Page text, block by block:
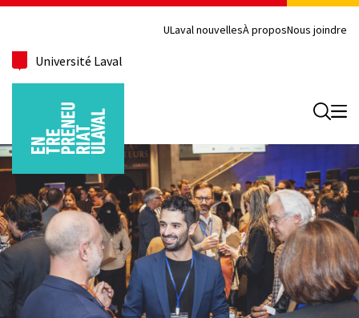
ULaval nouvellesÀ proposNous joindre
Université Laval